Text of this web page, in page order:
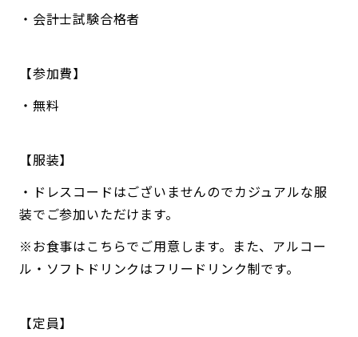
・会計士試験合格者
【参加費】
・無料
【服装】
・ドレスコードはございませんのでカジュアルな服
装でご参加いただけます。
※お食事はこちらでご用意します。また、アルコー
ル・ソフトドリンクはフリードリンク制です。
【定員】